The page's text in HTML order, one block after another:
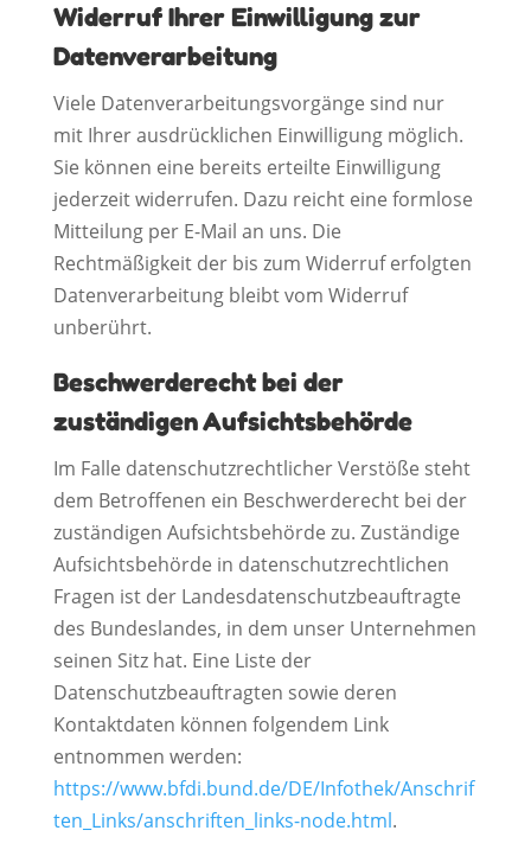
Widerruf Ihrer Einwilligung zur
Datenverarbeitung
Viele Datenverarbeitungsvorgänge sind nur
mit Ihrer ausdrücklichen Einwilligung möglich.
Sie können eine bereits erteilte Einwilligung
jederzeit widerrufen. Dazu reicht eine formlose
Mitteilung per E-Mail an uns. Die
Rechtmäßigkeit der bis zum Widerruf erfolgten
Datenverarbeitung bleibt vom Widerruf
unberührt.
Beschwerderecht bei der
zuständigen Aufsichtsbehörde
Im Falle datenschutzrechtlicher Verstöße steht
dem Betroffenen ein Beschwerderecht bei der
zuständigen Aufsichtsbehörde zu. Zuständige
Aufsichtsbehörde in datenschutzrechtlichen
Fragen ist der Landesdatenschutzbeauftragte
des Bundeslandes, in dem unser Unternehmen
seinen Sitz hat. Eine Liste der
Datenschutzbeauftragten sowie deren
Kontaktdaten können folgendem Link
entnommen werden:
https://www.bfdi.bund.de/DE/Infothek/Anschrif
ten_Links/anschriften_links-node.html.